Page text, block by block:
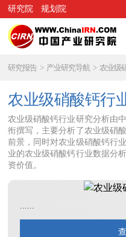
研究院 规划院
研究报告 > 产业研究导航 >
农业级硝酸钙行
农业级硝酸钙行业研究分析由
衔撰写，主要分析了农业级硝
前景，同时对农业级硝酸钙行
业的农业级硝酸钙行业数据分
资价值。
......